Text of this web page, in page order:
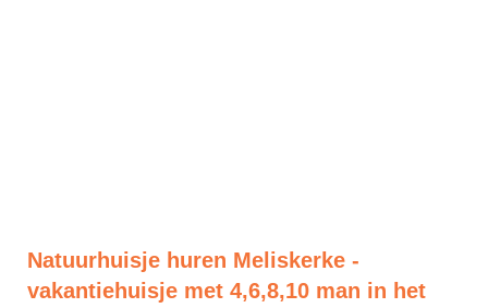
Natuurhuisje huren Meliskerke -
vakantiehuisje met 4,6,8,10 man in het